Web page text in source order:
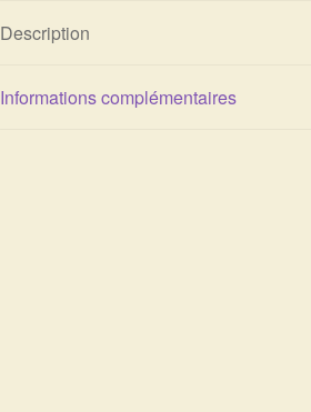
Description
Informations complémentaires